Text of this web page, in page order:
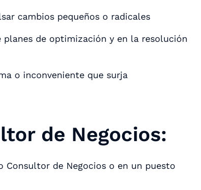
cambios pequeños o radicales
de optimización y en la resolución
o inconveniente que surja
de Negocios:
Consultor de Negocios o en un puesto